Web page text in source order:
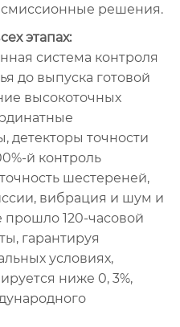
решения.
этапах:
система контроля
до выпуска готовой
высокоточных
точности
й контроль
шестереней,
вибрация и шум и
прошло 120-часовой
гарантируя
условиях,
ниже 0, 3%,